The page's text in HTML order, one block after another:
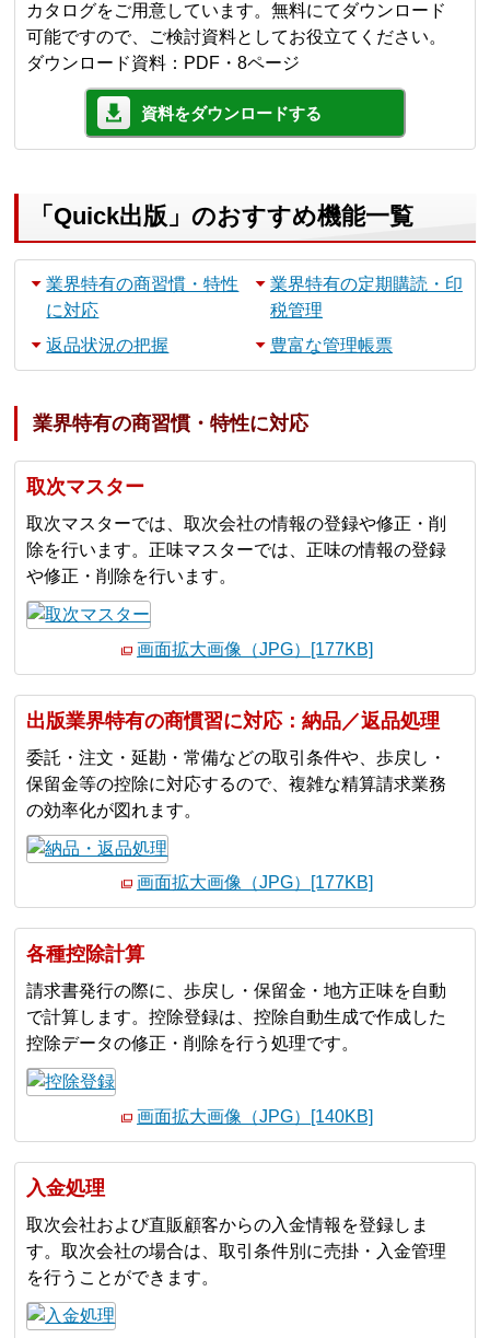
カタログをご用意しています。無料にてダウンロード
可能ですので、ご検討資料としてお役立てください。
ダウンロード資料：PDF・8ページ
資料をダウンロードする
「Quick出版」のおすすめ機能一覧
業界特有の商習慣・特性
に対応
業界特有の定期購読・印
税管理
返品状況の把握
豊富な管理帳票
業界特有の商習慣・特性に対応
取次マスター
取次マスターでは、取次会社の情報の登録や修正・削
除を行います。正味マスターでは、正味の情報の登録
や修正・削除を行います。
画面拡大画像（JPG）[177KB]
出版業界特有の商慣習に対応：納品／返品処理
委託・注文・延勘・常備などの取引条件や、歩戻し・
保留金等の控除に対応するので、複雑な精算請求業務
の効率化が図れます。
画面拡大画像（JPG）[177KB]
各種控除計算
請求書発行の際に、歩戻し・保留金・地方正味を自動
で計算します。控除登録は、控除自動生成で作成した
控除データの修正・削除を行う処理です。
画面拡大画像（JPG）[140KB]
入金処理
取次会社および直販顧客からの入金情報を登録しま
す。取次会社の場合は、取引条件別に売掛・入金管理
を行うことができます。